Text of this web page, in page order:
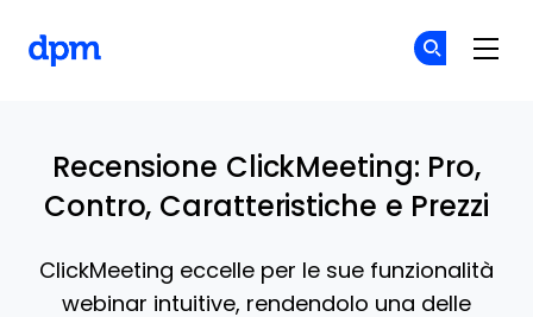
Recensione ClickMeeting: Pro,
Contro, Caratteristiche e Prezzi
ClickMeeting eccelle per le sue funzionalità
webinar intuitive, rendendolo una delle